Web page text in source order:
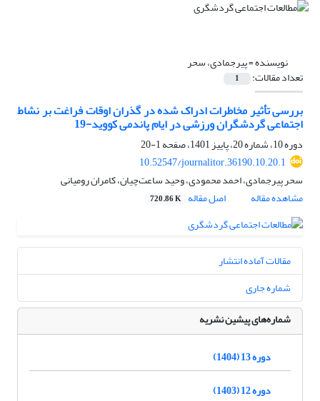
نویسنده =پیرجمادی، سحر
تعداد مقالات: 1
بررسی تأثیر مخاطرات ادراک‌ شده در گذران اوقات فراغت بر نشاط
اجتماعی گردشگران ورزشی در ایام پاندمی کووید-19
دوره 10، شماره 20، پاییز 1401، صفحه
1-20
10.52547/journalitor.36190.10.20.1
سحر پیرجمادی، احمد محمودی، وحید ساعت‌چیان، کامران رومیانی
مشاهده مقاله
اصل مقاله 720.86 K
مقالات آماده انتشار
شماره جاری
شماره‌های پیشین نشریه
دوره 13 (1404)
دوره 12 (1403)